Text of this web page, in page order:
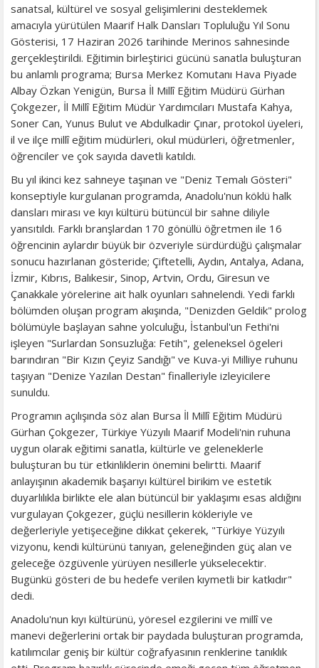
sanatsal, kültürel ve sosyal gelişimlerini desteklemek
amacıyla yürütülen Maarif Halk Dansları Topluluğu Yıl Sonu
Gösterisi, 17 Haziran 2026 tarihinde Merinos sahnesinde
gerçekleştirildi. Eğitimin birleştirici gücünü sanatla buluşturan
bu anlamlı programa; Bursa Merkez Komutanı Hava Piyade
Albay Özkan Yenigün, Bursa İl Millî Eğitim Müdürü Gürhan
Çokgezer, İl Millî Eğitim Müdür Yardımcıları Mustafa Kahya,
Soner Can, Yunus Bulut ve Abdulkadir Çınar, protokol üyeleri,
il ve ilçe millî eğitim müdürleri, okul müdürleri, öğretmenler,
öğrenciler ve çok sayıda davetli katıldı.
Bu yıl ikinci kez sahneye taşınan ve "Deniz Temalı Gösteri"
konseptiyle kurgulanan programda, Anadolu'nun köklü halk
dansları mirası ve kıyı kültürü bütüncül bir sahne diliyle
yansıtıldı. Farklı branşlardan 170 gönüllü öğretmen ile 16
öğrencinin aylardır büyük bir özveriyle sürdürdüğü çalışmalar
sonucu hazırlanan gösteride; Çiftetelli, Aydın, Antalya, Adana,
İzmir, Kıbrıs, Balıkesir, Sinop, Artvin, Ordu, Giresun ve
Çanakkale yörelerine ait halk oyunları sahnelendi. Yedi farklı
bölümden oluşan program akışında, "Denizden Geldik" prolog
bölümüyle başlayan sahne yolculuğu, İstanbul'un Fethi'ni
işleyen "Surlardan Sonsuzluğa: Fetih", geleneksel ögeleri
barındıran "Bir Kızın Çeyiz Sandığı" ve Kuva-yi Milliye ruhunu
taşıyan "Denize Yazılan Destan" finalleriyle izleyicilere
sunuldu.
Programın açılışında söz alan Bursa İl Millî Eğitim Müdürü
Gürhan Çokgezer, Türkiye Yüzyılı Maarif Modeli'nin ruhuna
uygun olarak eğitimi sanatla, kültürle ve geleneklerle
buluşturan bu tür etkinliklerin önemini belirtti. Maarif
anlayışının akademik başarıyı kültürel birikim ve estetik
duyarlılıkla birlikte ele alan bütüncül bir yaklaşımı esas aldığını
vurgulayan Çokgezer, güçlü nesillerin kökleriyle ve
değerleriyle yetişeceğine dikkat çekerek, "Türkiye Yüzyılı
vizyonu, kendi kültürünü tanıyan, geleneğinden güç alan ve
geleceğe özgüvenle yürüyen nesillerle yükselecektir.
Bugünkü gösteri de bu hedefe verilen kıymetli bir katkıdır"
dedi.
Anadolu'nun kıyı kültürünü, yöresel ezgilerini ve millî ve
manevi değerlerini ortak bir paydada buluşturan programda,
katılımcılar geniş bir kültür coğrafyasının renklerine tanıklık